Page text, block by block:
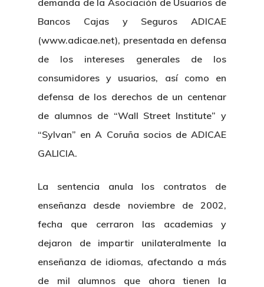
demanda de la Asociación de Usuarios de
Bancos Cajas y Seguros ADICAE
(www.adicae.net), presentada en defensa
de los intereses generales de los
consumidores y usuarios, así como en
defensa de los derechos de un centenar
de alumnos de “Wall Street Institute” y
“Sylvan” en A Coruña socios de ADICAE
GALICIA.
La sentencia anula los contratos de
enseñanza desde noviembre de 2002,
fecha que cerraron las academias y
dejaron de impartir unilateralmente la
enseñanza de idiomas, afectando a más
de mil alumnos que ahora tienen la